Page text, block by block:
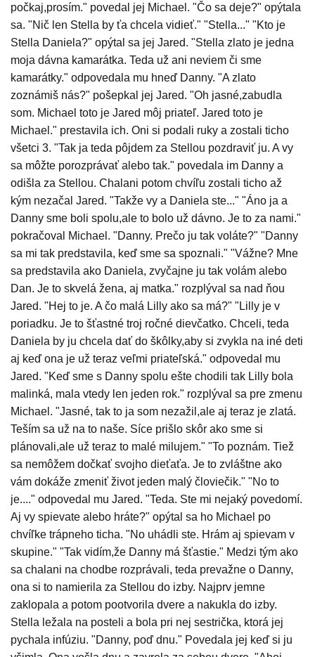
počkaj,prosím." povedal jej Michael. "Čo sa deje?" opýtala
sa. "Nič len Stella by ťa chcela vidieť." "Stella..." "Kto je
Stella Daniela?" opýtal sa jej Jared. "Stella zlato je jedna
moja dávna kamarátka. Teda už ani neviem či sme
kamarátky." odpovedala mu hneď Danny. "A zlato
zoznámiš nás?" pošepkal jej Jared. "Oh jasné,zabudla
som. Michael toto je Jared môj priateľ. Jared toto je
Michael." prestavila ich. Oni si podali ruky a zostali ticho
všetci 3. "Tak ja teda pôjdem za Stellou pozdraviť ju. A vy
sa môžte porozprávať alebo tak." povedala im Danny a
odišla za Stellou. Chalani potom chvíľu zostali ticho až
kým nezačal Jared. "Takže vy a Daniela ste..." "Áno ja a
Danny sme boli spolu,ale to bolo už dávno. Je to za nami."
pokračoval Michael. "Danny. Prečo ju tak voláte?" "Danny
sa mi tak predstavila, keď sme sa spoznali." "Vážne? Mne
sa predstavila ako Daniela, zvyčajne ju tak volám alebo
Dan. Je to skvelá žena, aj matka." rozplýval sa nad ňou
Jared. "Hej to je. A čo malá Lilly ako sa má?" "Lilly je v
poriadku. Je to šťastné troj ročné dievčatko. Chceli, teda
Daniela by ju chcela dať do škôlky,aby si zvykla na iné deti
aj keď ona je už teraz veľmi priateľská." odpovedal mu
Jared. "Keď sme s Danny spolu ešte chodili tak Lilly bola
malinká, mala vtedy len jeden rok." rozplýval sa pre zmenu
Michael. "Jasné, tak to ja som nezažil,ale aj teraz je zlatá.
Teším sa už na to naše. Síce prišlo skôr ako sme si
plánovali,ale už teraz to malé milujem." "To poznám. Tiež
sa nemôžem dočkať svojho dieťaťa. Je to zvláštne ako
vám dokáže zmeniť život jeden malý človiečik." "No to
je...." odpovedal mu Jared. "Teda. Ste mi nejaký povedomí.
Aj vy spievate alebo hráte?" opýtal sa ho Michael po
chvíľke trápneho ticha. "No uhádli ste. Hrám aj spievam v
skupine." "Tak vidím,že Danny má šťastie." Medzi tým ako
sa chalani na chodbe rozprávali, teda prevažne o Danny,
ona si to namierila za Stellou do izby. Najprv jemne
zaklopala a potom pootvorila dvere a nakukla do izby.
Stella ležala na posteli a bola pri nej sestrička, ktorá jej
pychala infúziu. "Danny, poď dnu." Povedala jej keď si ju